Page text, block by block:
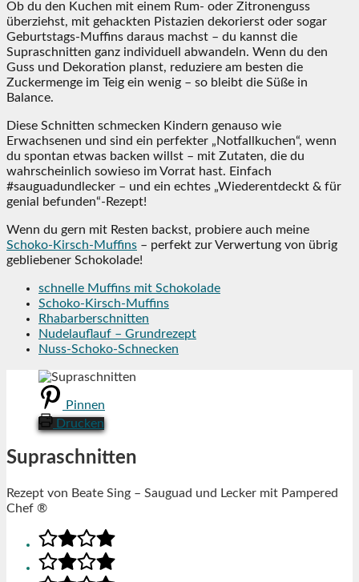
Ob du den Kuchen mit einem Rum- oder Zitronenguss
überziehst, mit gehackten Pistazien dekorierst oder sogar
Geburtstags-Muffins daraus machst – du kannst die
Supraschnitten ganz individuell abwandeln. Wenn du den
Guss und Dekoration planst, reduziere am besten die
Zuckermenge im Teig ein wenig – so bleibt die Süße in
Balance.
Diese Schnitten schmecken Kindern genauso wie
Erwachsenen und sind ein perfekter „Notfallkuchen“, wenn
du spontan etwas backen willst – mit Zutaten, die du
wahrscheinlich sowieso im Vorrat hast. Einfach
#sauguadundlecker – und ein echtes „Wiederentdeckt & für
genial befunden“-Rezept!
Wenn du gern mit Resten backst, probiere auch meine
Schoko-Kirsch-Muffins – perfekt zur Verwertung von übrig
gebliebener Schokolade!
schnelle Muffins mit Schokolade
Schoko-Kirsch-Muffins
Rhabarberschnitten
Nudelauflauf – Grundrezept
Nuss-Schoko-Schnecken
Pinnen
Drucken
Supraschnitten
Rezept von Beate Sing – Sauguad und Lecker mit Pampered
Chef ®